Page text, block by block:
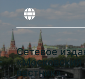
Сетевое
вестник»